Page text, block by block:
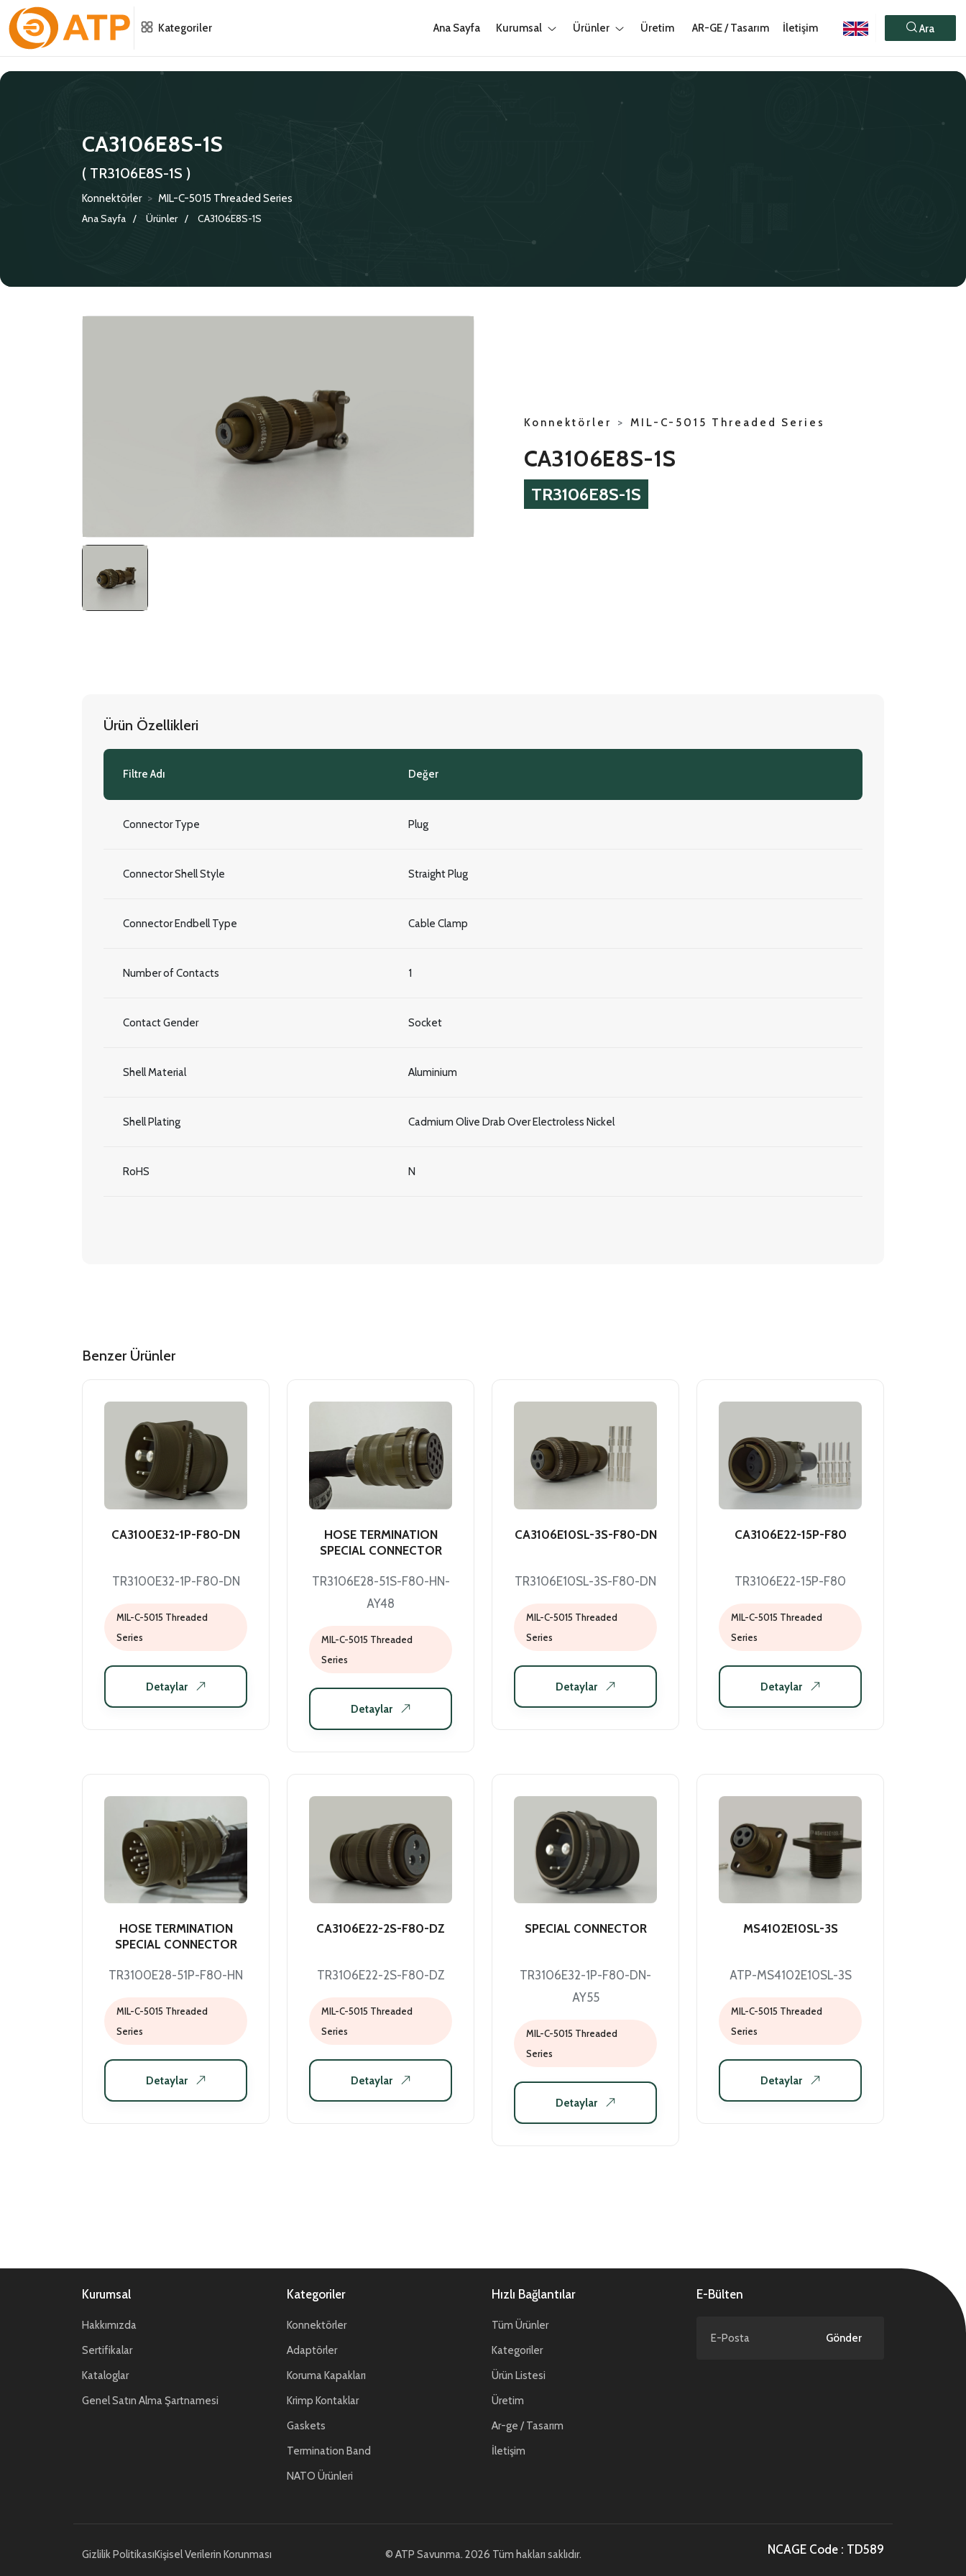
Kategoriler Ana Sayfa Kurumsal Ürünler Üretim AR-GE / Tasarım İletişim Ara
CA3106E8S-1S
( TR3106E8S-1S )
Konnektörler > MIL-C-5015 Threaded Series
Ana Sayfa
Ürünler CA3106E8S-1S
Konnektörler > MIL-C-5015 Threaded Series
CA3106E8S-1S
TR3106E8S-1S
Ürün Özellikleri
Filtre Adı Değer
Connector Type Plug
Connector Shell Style Straight Plug
Connector Endbell Type Cable Clamp
Number of Contacts 1
Contact Gender Socket
Shell Material Aluminium
Shell Plating Cadmium Olive Drab Over Electroless Nickel
RoHS N
Benzer Ürünler
CA3100E32-1P-F80-DN
TR3100E32-1P-F80-DN
MIL-C-5015 Threaded
Series
Detaylar
HOSE TERMINATION
SPECIAL CONNECTOR
TR3106E28-51S-F80-HN-
AY48
MIL-C-5015 Threaded
Series
Detaylar
CA3106E10SL-3S-F80-DN
TR3106E10SL-3S-F80-DN
MIL-C-5015 Threaded
Series
Detaylar
CA3106E22-15P-F80
TR3106E22-15P-F80
MIL-C-5015 Threaded
Series
Detaylar
HOSE TERMINATION
SPECIAL CONNECTOR
TR3100E28-51P-F80-HN
MIL-C-5015 Threaded
Series
Detaylar
CA3106E22-2S-F80-DZ
TR3106E22-2S-F80-DZ
MIL-C-5015 Threaded
Series
Detaylar
SPECIAL CONNECTOR
TR3106E32-1P-F80-DN-
AY55
MIL-C-5015 Threaded
Series
Detaylar
MS4102E10SL-3S
ATP-MS4102E10SL-3S
MIL-C-5015 Threaded
Series
Detaylar
Kurumsal
Hakkımızda
Sertifikalar
Kataloglar
Genel Satın Alma Şartnamesi
Kategoriler
Konnektörler
Adaptörler
Koruma Kapakları
Krimp Kontaklar
Gaskets
Termination Band
NATO Ürünleri
Hızlı Bağlantılar
Tüm Ürünler
Kategoriler
Ürün Listesi
Üretim
Ar-ge / Tasarım
İletişim
E-Bülten
Gönder
Gizlilik PolitikasıKişisel Verilerin Korunması © ATP Savunma. 2026 Tüm hakları saklıdır. NCAGE Code : TD589
Menu
Menu
BILGI GÜVENLIĞI POLITIKASI
Menu